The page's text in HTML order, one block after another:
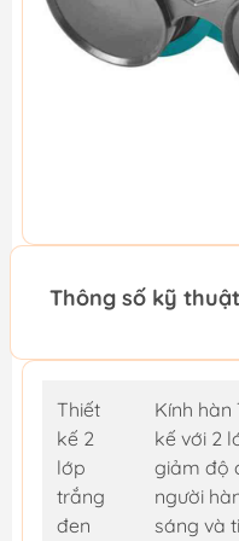
Thông số kỹ thuật
Thiết
kế 2
lớp
trắng
đen
Kính hàn
kế với 2
giảm độ
người
sáng và